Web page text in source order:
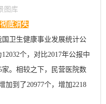
图库
底消失
国卫生健康事业发展统计公
12032个，对比2017年公报中
家。相较之下，民营医院数
加到了20977个，增加 2218